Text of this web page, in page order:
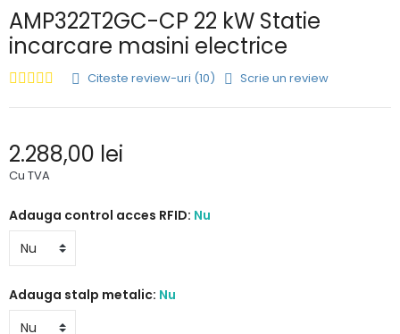
AMP322T2GC-CP 22 kW Statie
incarcare masini electrice
Citeste review-uri (10) Scrie un review
2.288,00 lei
Cu TVA
Adauga control acces RFID: Nu
Adauga stalp metalic: Nu